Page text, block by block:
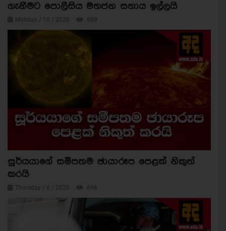
ගැනීමට පොලීසිය මහජන සහාය ඉල්ලයි
Monday / 10 / 2026 889
සූර්යයාගේ සමීපතම ඡායාරූප පෙළක් නිකුත්
කරයි
Thursday / 6 / 2026 696